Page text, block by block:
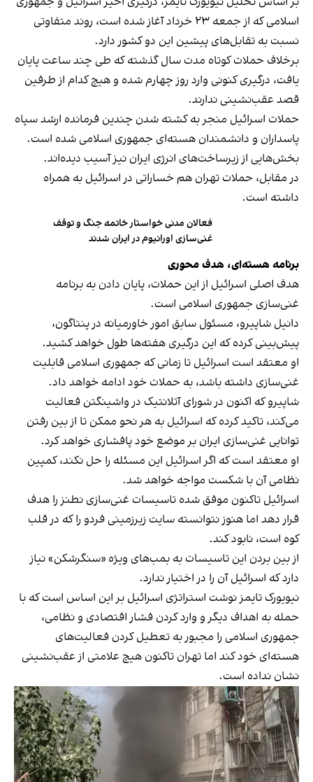
اسلامی که از جمعه ۲۳ خرداد آغاز شده است، روند متفاوتی
نسبت به تقابل‌های پیشین این دو کشور دارد.
برخلاف حملات کوتاه مدت سال گذشته که طی چند ساعت پایان
یافت، درگیری کنونی وارد روز چهارم شده و هیچ کدام از طرفین
قصد عقب‌نشینی ندارند.
حملات اسرائیل منجر به کشته شدن چندین فرمانده ارشد سپاه
پاسداران و دانشمندان هسته‌ای جمهوری اسلامی شده است.
بخش‌هایی از زیرساخت‌های انرژی ایران نیز آسیب دیده‌اند.
در مقابل، حملات تهران هم خساراتی در اسرائیل به همراه
داشته است.
فعالان مدنی خواستار خاتمه جنگ و توقف
غنی‌سازی اورانیوم در ایران شدند
برنامه هسته‌ای، هدف محوری
هدف اصلی اسرائیل از این حملات، پایان دادن به برنامه
غنی‌سازی جمهوری اسلامی است.
دانیل شاپیرو، مسئول سابق امور خاورمیانه در پنتاگون،
پیش‌بینی کرده که این درگیری هفته‌ها طول خواهد کشید.
او معتقد است اسرائیل تا زمانی که جمهوری اسلامی قابلیت
غنی‌سازی داشته باشد، به حملات خود ادامه خواهد داد.
شاپیرو که اکنون در شورای آتلانتیک در واشینگتن فعالیت
می‌کند، تاکید کرده که اسرائیل به هر نحو ممکن تا از بین رفتن
توانایی غنی‌سازی ایران بر موضع خود پافشاری خواهد کرد.
او معتقد است که اگر اسرائیل این مسئله را حل نکند، کمپین
نظامی آن با شکست مواجه خواهد شد.
اسرائیل تاکنون موفق شده تاسیسات غنی‌سازی نطنز را هدف
قرار دهد اما هنوز نتوانسته سایت زیرزمینی فردو را که در قلب
کوه است، نابود کند.
از بین بردن این تاسیسات به بمب‌های ویژه «سنگر‌شکن» نیاز
دارد که اسرائیل آن را در اختیار ندارد.
نیویورک تایمز نوشت استراتژی اسرائیل بر این اساس است که با
حمله به اهداف دیگر و وارد کردن فشار اقتصادی و نظامی،
جمهوری اسلامی را مجبور به تعطیل کردن فعالیت‌های
هسته‌ای خود کند اما تهران تاکنون هیچ علامتی از عقب‌نشینی
نشان نداده است.